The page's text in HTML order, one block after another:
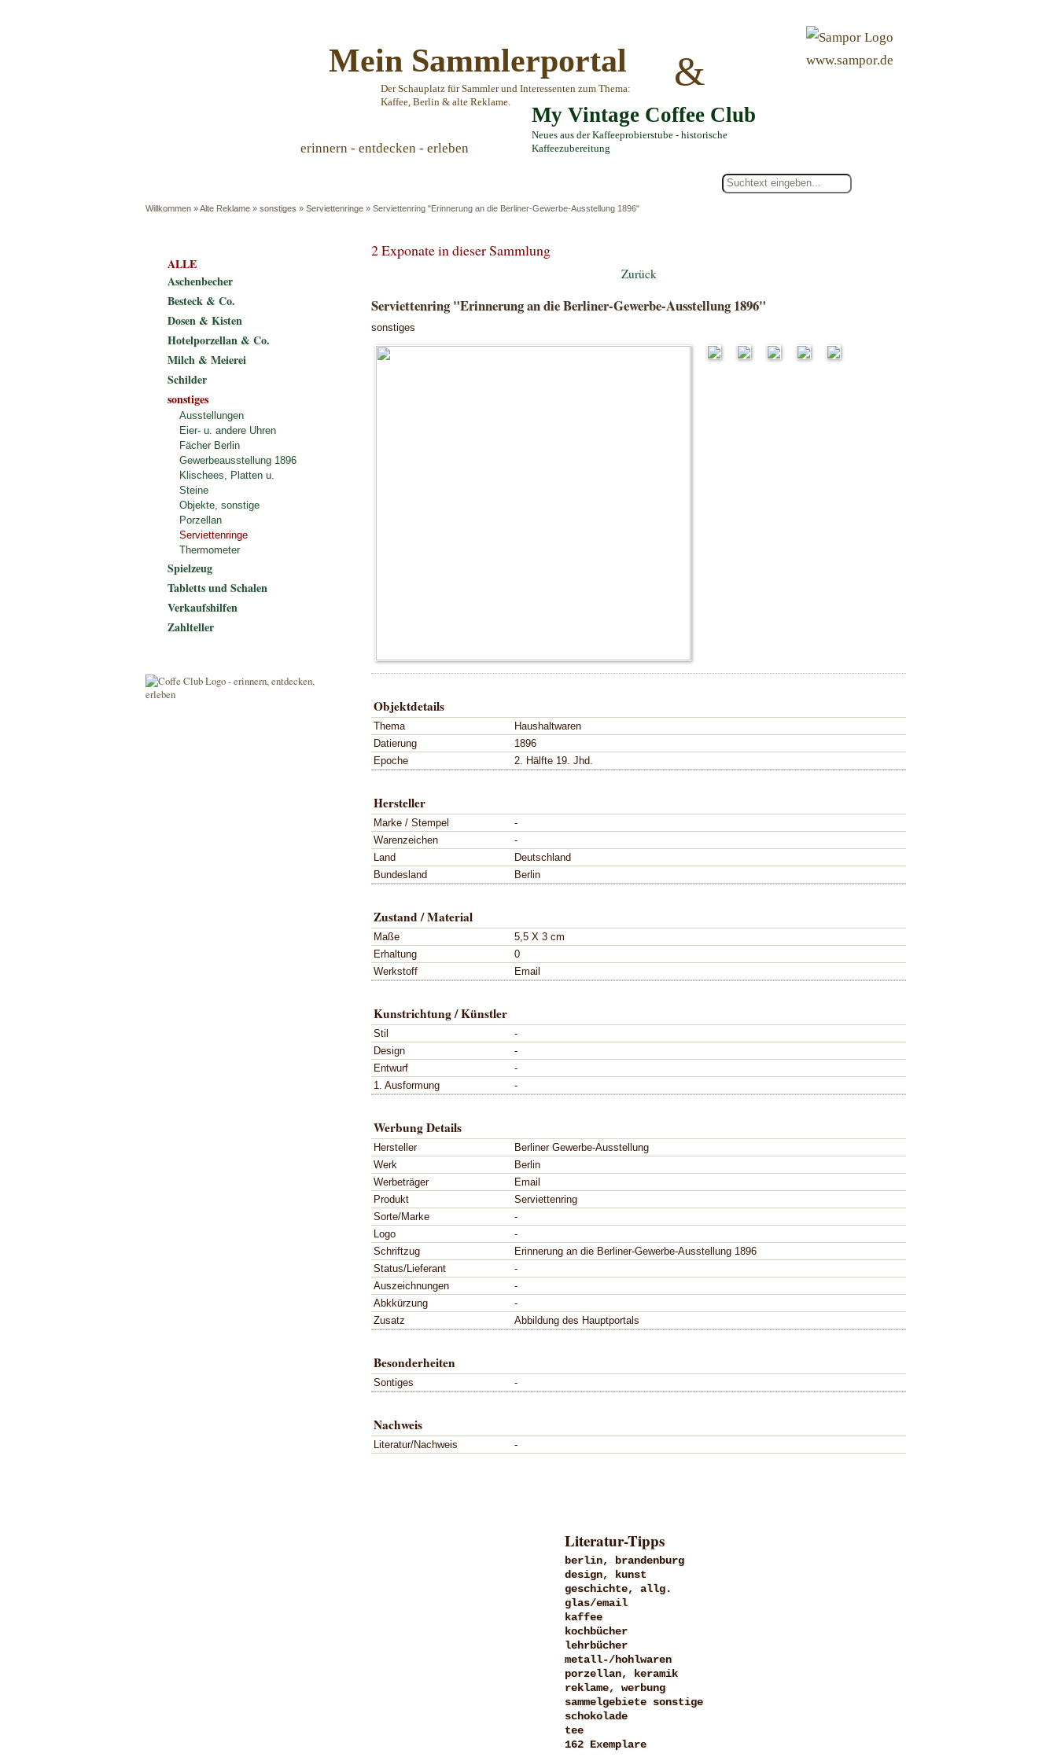
Mein Sammlerportal
Der Schauplatz für Sammler und Interessenten zum Thema:
Kaffee, Berlin & alte Reklame.
&
My Vintage Coffee Club
Neues aus der Kaffeeprobierstube - historische
Kaffeezubereitung
www.sampor.de
erinnern - entdecken - erleben
Willkommen »Alte Reklame » sonstiges » Serviettenringe » Serviettenring "Erinnerung an die Berliner-Gewerbe-Ausstellung 1896"
2 Exponate in dieser Sammlung
Zurück
Serviettenring "Erinnerung an die Berliner-Gewerbe-Ausstellung 1896"
sonstiges
Objektdetails
Thema
Haushaltwaren
Datierung
1896
Epoche
2. Hälfte 19. Jhd.
Hersteller
Marke / Stempel
-
Warenzeichen
-
Land
Deutschland
Bundesland
Berlin
Zustand / Material
Maße
5,5 X 3 cm
Erhaltung
0
Werkstoff
Email
Kunstrichtung / Künstler
Stil
-
Design
-
Entwurf
-
1. Ausformung
-
Werbung Details
Hersteller
Berliner Gewerbe-Ausstellung
Werk
Berlin
Werbeträger
Email
Produkt
Serviettenring
Sorte/Marke
-
Logo
-
Schriftzug
Erinnerung an die Berliner-Gewerbe-Ausstellung 1896
Status/Lieferant
-
Auszeichnungen
-
Abkkürzung
-
Zusatz
Abbildung des Hauptportals
Besonderheiten
Sontiges -
Nachweis
Literatur/Nachweis -
ALLE
Aschenbecher
Besteck & Co.
Dosen & Kisten
Hotelporzellan & Co.
Milch & Meierei
Schilder
sonstiges
Ausstellungen
Eier- u. andere Uhren
Fächer Berlin
Gewerbeausstellung 1896
Klischees, Platten u.
Steine
Objekte, sonstige
Porzellan
Serviettenringe
Thermometer
Spielzeug
Tabletts und Schalen
Verkaufshilfen
Zahlteller
Literatur-Tipps
berlin, brandenburg
design, kunst
geschichte, allg.
glas/email
kaffee
kochbücher
lehrbücher
metall-/hohlwaren
porzellan, keramik
reklame, werbung
sammelgebiete sonstige
schokolade
tee
162 Exemplare